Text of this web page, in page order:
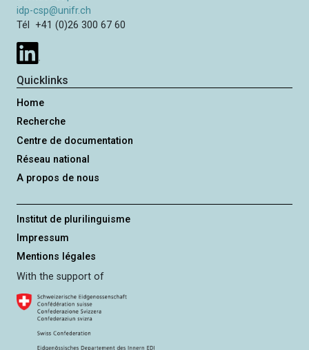
idp-csp@unifr.ch
Tél +41 (0)26 300 67 60
Quicklinks
Home
Recherche
Centre de documentation
Réseau national
A propos de nous
Institut de plurilinguisme
Impressum
Mentions légales
With the support of